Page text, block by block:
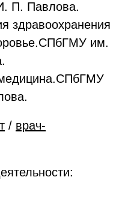
П. Павлова.
здравоохранения
им.
/ врач-